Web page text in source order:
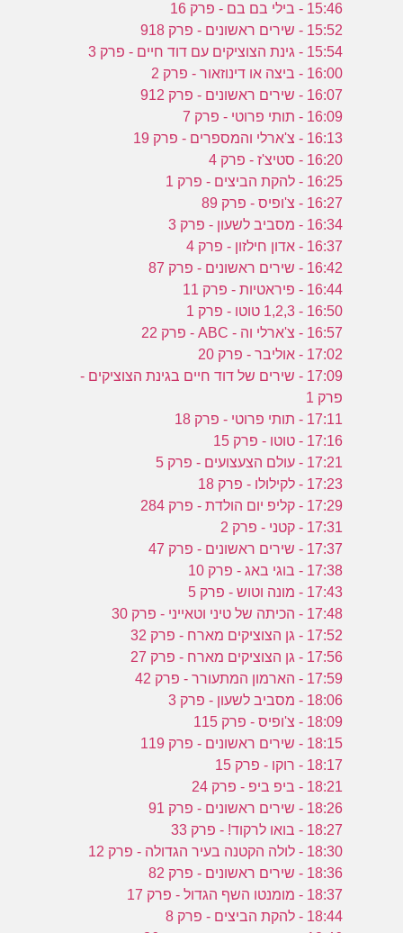
15:46 - בילי בם בם - פרק 16
15:52 - שירים ראשונים - פרק 918
15:54 - גינת הצוציקים עם דוד חיים - פרק 3
16:00 - ביצה או דינוזאור - פרק 2
16:07 - שירים ראשונים - פרק 912
16:09 - תותי פרוטי - פרק 7
16:13 - צ'ארלי והמספרים - פרק 19
16:20 - סטיצ'ז - פרק 4
16:25 - להקת הביצים - פרק 1
16:27 - צ'ופיס - פרק 89
16:34 - מסביב לשעון - פרק 3
16:37 - אדון חילזון - פרק 4
16:42 - שירים ראשונים - פרק 87
16:44 - פיראטיות - פרק 11
16:50 - 1,2,3 טוטו - פרק 1
16:57 - צ'ארלי וה - ABC - פרק 22
17:02 - אוליבר - פרק 20
17:09 - שירים של דוד חיים בגינת הצוציקים -
פרק 1
17:11 - תותי פרוטי - פרק 18
17:16 - טוטו - פרק 15
17:21 - עולם הצעצועים - פרק 5
17:23 - לקילולו - פרק 18
17:29 - קליפ יום הולדת - פרק 284
17:31 - קטני - פרק 2
17:37 - שירים ראשונים - פרק 47
17:38 - בוגי באג - פרק 10
17:43 - מונה וטוש - פרק 5
17:48 - הכיתה של טיני וטאייני - פרק 30
17:52 - גן הצוציקים מארח - פרק 32
17:56 - גן הצוציקים מארח - פרק 27
17:59 - הארמון המתעורר - פרק 42
18:06 - מסביב לשעון - פרק 3
18:09 - צ'ופיס - פרק 115
18:15 - שירים ראשונים - פרק 119
18:17 - רוקו - פרק 15
18:21 - ביפ ביפ - פרק 24
18:26 - שירים ראשונים - פרק 91
18:27 - בואו לרקוד! - פרק 33
18:30 - לולה הקטנה בעיר הגדולה - פרק 12
18:36 - שירים ראשונים - פרק 82
18:37 - מומנטו השף הגדול - פרק 17
18:44 - להקת הביצים - פרק 8